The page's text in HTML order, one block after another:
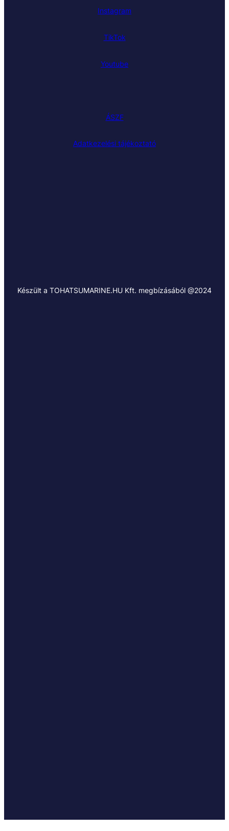
Instagram
TikTok
Youtube
ÁSZF
Adatkezelési tájékoztató
Készült a TOHATSUMARINE.HU Kft. megbízásából @2024